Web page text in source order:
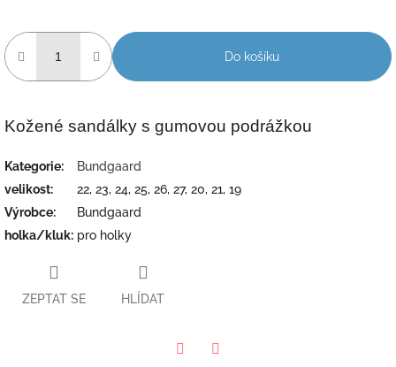
Do košíku
Kožené sandálky s gumovou podrážkou
Kategorie:
Bundgaard
velikost:
22, 23, 24, 25, 26, 27, 20, 21, 19
Výrobce:
Bundgaard
holka/kluk: pro holky
ZEPTAT SE HLÍDAT